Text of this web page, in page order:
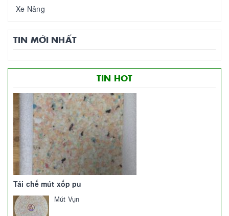
Xe Nâng
TIN MỚI NHẤT
TIN HOT
Tái chế mút xốp pu
Mút Vụn